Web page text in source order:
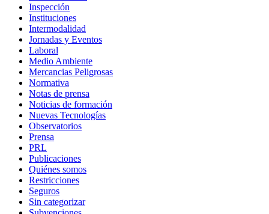
Inspección
Instituciones
Intermodalidad
Jornadas y Eventos
Laboral
Medio Ambiente
Mercancias Peligrosas
Normativa
Notas de prensa
Noticias de formación
Nuevas Tecnologías
Observatorios
Prensa
PRL
Publicaciones
Quiénes somos
Restricciones
Seguros
Sin categorizar